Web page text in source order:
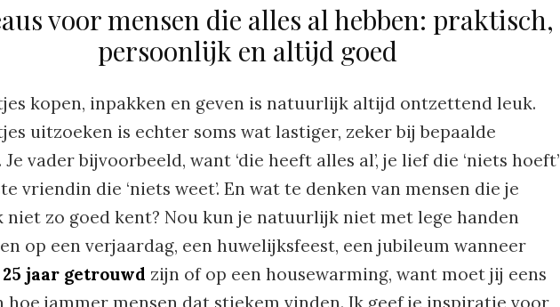
voor mensen die alles al hebben: praktisch,
persoonlijk en altijd goed
kopen, inpakken en geven is natuurlijk altijd ontzettend leuk.
uitzoeken is echter soms wat lastiger, zeker bij bepaalde
Je vader bijvoorbeeld, want ‘die heeft alles al’, je lief die ‘niets hoeft’
vriendin die ‘niets weet’. En wat te denken van mensen die je
niet zo goed kent? Nou kun je natuurlijk niet met lege handen
op een verjaardag, een huwelijksfeest, een jubileum wanneer
25 jaar getrouwd zijn of op een housewarming, want moet jij eens
hoe jammer mensen dat stiekem vinden. Ik geef je inspiratie voor